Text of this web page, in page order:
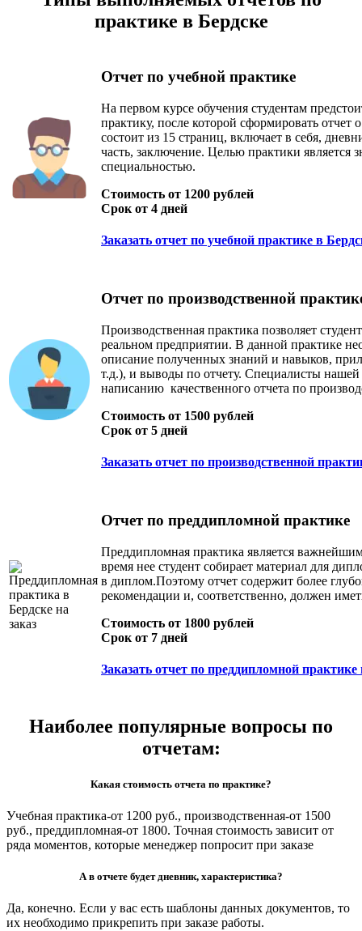
практике в Бердске
Отчет по учебной практике
На первом курсе обучения студентам
практику, после которой сформировать
состоит из 15 страниц, включает в себя,
часть, заключение. Целью практики является
специальностью.
Стоимость от 1200 рублей
Срок от 4 дней
Заказать отчет по учебной практике в
Отчет по производственной
Производственная практика позволяет
реальном предприятии. В данной практике
описание полученных знаний и навыков,
т.д.), и выводы по отчету. Специалисты
написанию качественного отчета по
Стоимость от 1500 рублей
Срок от 5 дней
Заказать отчет по производственной
Отчет по преддипломной практике
Преддипломная практика является
время нее студент собирает материал для
в диплом.Поэтому отчет содержит более
рекомендации и, соответственно, должен
Стоимость от 1800 рублей
Срок от 7 дней
Заказать отчет по преддипломной
Наиболее популярные вопросы по
отчетам:
Какая стоимость отчета по практике?
Учебная практика-от 1200 руб., производственная-от 1500
руб., преддипломная-от 1800. Точная стоимость зависит от
ряда моментов, которые менеджер попросит при заказе
А в отчете будет дневник, характеристика?
Да, конечно. Если у вас есть шаблоны данных документов, то
их необходимо прикрепить при заказе работы.